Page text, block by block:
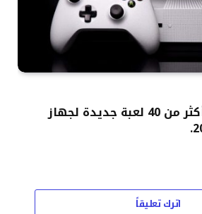
من المقرر إطلاق أكثر من 40 لعبة جديدة لجهاز
اترك تعليقاً